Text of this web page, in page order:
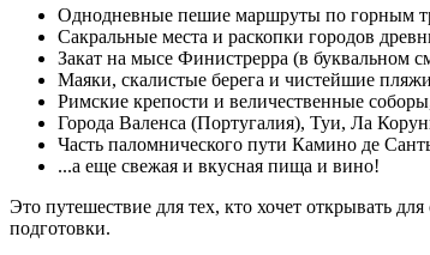
Однодневные пешие маршруты по горным
Сакральные места и раскопки городов
Закат на мысе Финистрерра (в буквальном
Маяки, скалистые берега и чистейшие
Римские крепости и величественные
Города Валенса (Португалия), Туи, Ла
Часть паломнического пути Камино де
...а еще свежая и вкусная пища и вино!
Это путешествие для тех, кто хочет открывать
подготовки.